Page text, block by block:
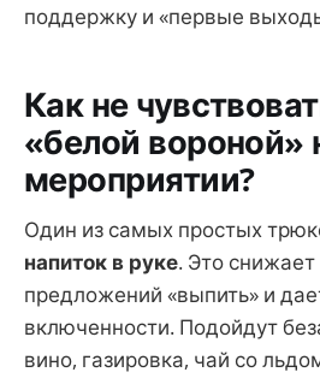
поддержку и «первые
Как не
«белой вороной»
мероприятии?
Один из самых простых
напиток в руке. Это
предложений «выпить» и
включенности. Подойдут
вино, газировка, чай со